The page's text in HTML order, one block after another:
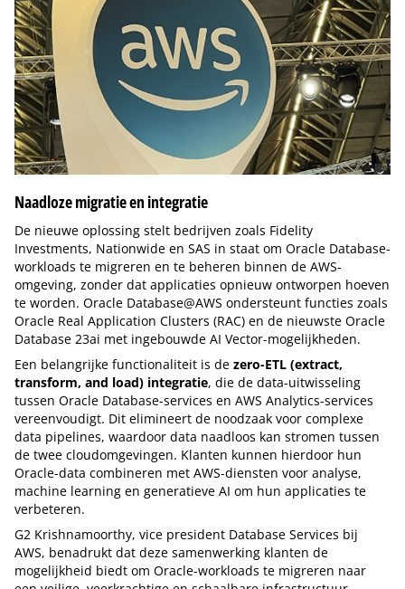
Naadloze migratie en integratie
De nieuwe oplossing stelt bedrijven zoals Fidelity
Investments, Nationwide en SAS in staat om Oracle Database-
workloads te migreren en te beheren binnen de AWS-
omgeving, zonder dat applicaties opnieuw ontworpen hoeven
te worden. Oracle Database@AWS ondersteunt functies zoals
Oracle Real Application Clusters (RAC) en de nieuwste Oracle
Database 23ai met ingebouwde AI Vector-mogelijkheden.
Een belangrijke functionaliteit is de zero-ETL (extract,
transform, and load) integratie, die de data-uitwisseling
tussen Oracle Database-services en AWS Analytics-services
vereenvoudigt. Dit elimineert de noodzaak voor complexe
data pipelines, waardoor data naadloos kan stromen tussen
de twee cloudomgevingen. Klanten kunnen hierdoor hun
Oracle-data combineren met AWS-diensten voor analyse,
machine learning en generatieve AI om hun applicaties te
verbeteren.
G2 Krishnamoorthy, vice president Database Services bij
AWS, benadrukt dat deze samenwerking klanten de
mogelijkheid biedt om Oracle-workloads te migreren naar